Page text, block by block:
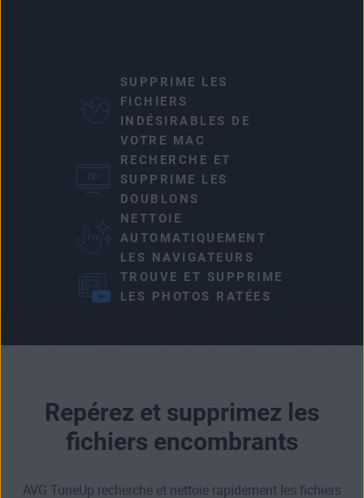
SUPPRIME LES
FICHIERS
INDÉSIRABLES DE
VOTRE MAC
RECHERCHE ET
SUPPRIME LES
DOUBLONS
NETTOIE
AUTOMATIQUEMENT
LES NAVIGATEURS
TROUVE ET SUPPRIME
LES PHOTOS RATÉES
Repérez et supprimez les
fichiers encombrants
AVG TuneUp recherche et nettoie rapidement les fichiers